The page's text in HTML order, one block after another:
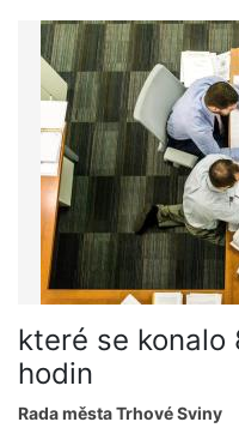
které se konalo
hodin
Rada města Trhové Sviny